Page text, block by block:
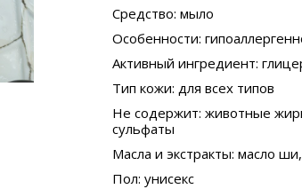
Средство: мыло
Особенности:
Активный ингредиент:
Тип кожи: для всех типов
Не содержит: животные
сульфаты
Масла и экстракты: масло
Пол: унисекс